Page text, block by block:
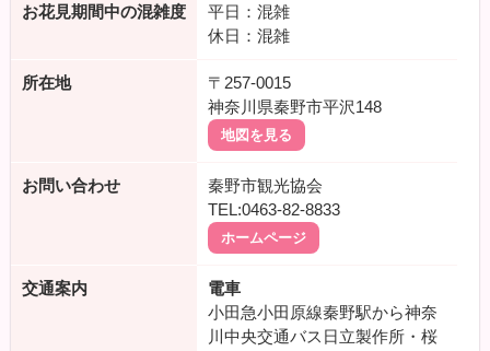
お花見期間中の混雑度
平日：混雑
休日：混雑
所在地
〒257-0015
神奈川県秦野市平沢148
地図を見る
お問い合わせ
秦野市観光協会
TEL:0463-82-8833
ホームページ
交通案内
電車
小田急小田原線秦野駅から神奈
川中央交通バス日立製作所・桜